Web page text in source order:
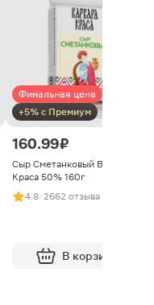
Финальная цена
+5% с Премиум
160.99 ₽
Сыр Сметанковый Варвара
Краса 50% 160г
4.8· 2662 отзыва
В корзину